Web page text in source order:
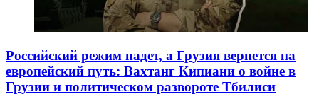
Российский режим падет, а Грузия вернется на
европейский путь: Вахтанг Кипиани о войне в
Грузии и политическом развороте Тбилиси